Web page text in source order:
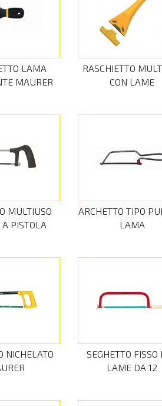
LAMA
MAURER
RASCHIETTO
CON LAME
MULTIUSO
A PISTOLA
ARCHETTO TIPO
LAMA
NICHELATO
SEGHETTO FISSO
LAME DA 12